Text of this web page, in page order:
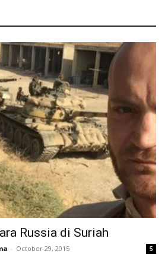
Russia di Suriah
- October 29, 2015 5